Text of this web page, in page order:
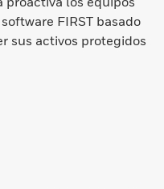
FIRST basado
sus activos protegidos